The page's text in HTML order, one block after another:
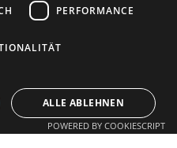
PERFORMANCE
ALLE ABLEHNEN
POWERED BY COOKIESCRIPT